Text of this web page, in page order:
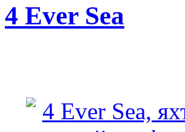
4 Ever Sea